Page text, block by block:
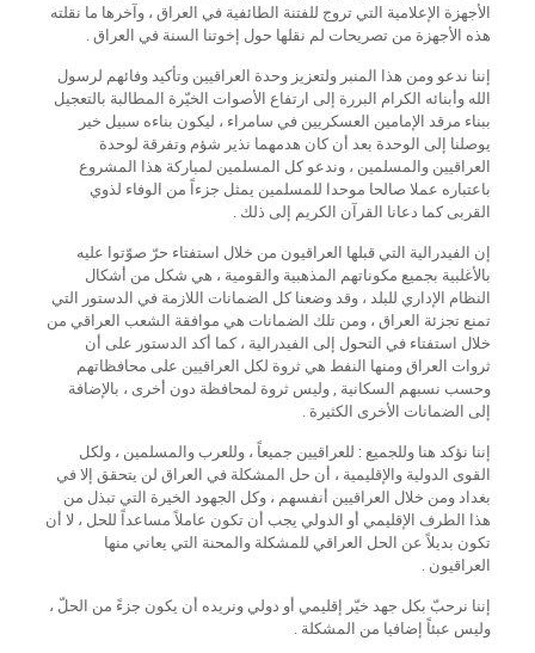
الأجهزة الإعلامية التي تروج للفتنة الطائفية في العراق ، وآخرها ما نقلته
هذه الأجهزة من تصريحات لم نقلها حول إخوتنا السنة في العراق .
إننا ندعو ومن هذا المنبر ولتعزيز وحدة العراقيين وتأكيد وفائهم لرسول
الله وأبنائه الكرام البررة إلى ارتفاع الأصوات الخيّرة المطالبة بالتعجيل
ببناء مرقد الإمامين العسكريين في سامراء ، ليكون بناءه سبيل خير
يوصلنا إلى الوحدة بعد أن كان هدمهما نذير شؤم وتفرقة لوحدة
العراقيين والمسلمين ، وندعو كل المسلمين لمباركة هذا المشروع
باعتباره عملا صالحا موحدا للمسلمين يمثل جزءاً من الوفاء لذوي
القربى كما دعانا القرآن الكريم إلى ذلك .
إن الفيدرالية التي قبلها العراقيون من خلال استفتاء حرّ صوّتوا عليه
بالأغلبية بجميع مكوناتهم المذهبية والقومية ، هي شكل من أشكال
النظام الإداري للبلد ، وقد وضعنا كل الضمانات اللازمة في الدستور التي
تمنع تجزئة العراق ، ومن تلك الضمانات هي موافقة الشعب العراقي من
خلال استفتاء في التحول إلى الفيدرالية ، كما أكد الدستور على أن
ثروات العراق ومنها النفط هي ثروة لكل العراقيين على محافظاتهم
وحسب نسبهم السكانية , وليس ثروة لمحافظة دون أخرى ، بالإضافة
إلى الضمانات الأخرى الكثيرة .
إننا نؤكد هنا وللجميع : للعراقيين جميعاً ، وللعرب والمسلمين ، ولكل
القوى الدولية والإقليمية ، أن حل المشكلة في العراق لن يتحقق إلا في
بغداد ومن خلال العراقيين أنفسهم ، وكل الجهود الخيرة التي تبذل من
هذا الطرف الإقليمي أو الدولي يجب أن تكون عاملاً مساعداً للحل ، لا أن
تكون بديلاً عن الحل العراقي للمشكلة والمحنة التي يعاني منها
العراقيون .
إننا نرحبّ بكل جهد خيّر إقليمي أو دولي ونريده أن يكون جزءً من الحلّ ،
وليس عبئاً إضافيا من المشكلة .